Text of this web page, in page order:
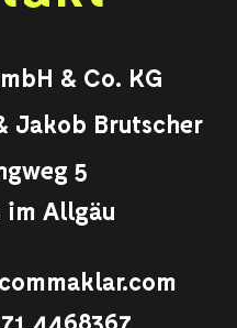
& Co. KG
Jakob Brutscher
5
Allgäu
4468367